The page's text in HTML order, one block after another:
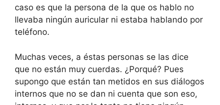
caso es que la persona de la que os hablo no
llevaba ningún auricular ni estaba hablando por
teléfono.
Muchas veces, a éstas personas se las dice
que no están muy cuerdas. ¿Porqué? Pues
supongo que están tan metidos en sus diálogos
internos que no se dan ni cuenta que son eso,